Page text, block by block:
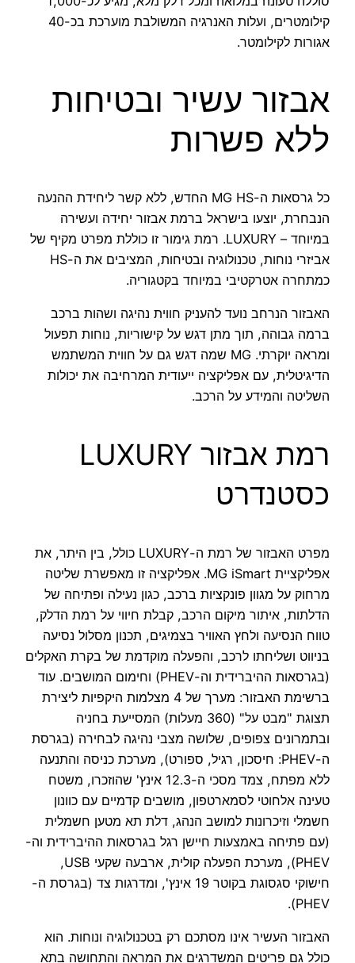
קילומטרים, ועלות האנרגיה המשולבת מוערכת בכ-40
אגורות לקילומטר.
אבזור עשיר ובטיחות
ללא פשרות
כל גרסאות ה-MG HS החדש, ללא קשר ליחידת ההנעה
הנבחרת, יוצעו בישראל ברמת אבזור יחידה ועשירה
במיוחד – LUXURY. רמת גימור זו כוללת מפרט מקיף של
אביזרי נוחות, טכנולוגיה ובטיחות, המציבים את ה-HS
כמתחרה אטרקטיבי במיוחד בקטגוריה.
האבזור הנרחב נועד להעניק חווית נהיגה ושהות ברכב
ברמה גבוהה, תוך מתן דגש על קישוריות, נוחות תפעול
ומראה יוקרתי. MG שמה דגש גם על חווית המשתמש
הדיגיטלית, עם אפליקציה ייעודית המרחיבה את יכולות
השליטה והמידע על הרכב.
רמת אבזור LUXURY
כסטנדרט
מפרט האבזור של רמת ה-LUXURY כולל, בין היתר, את
אפליקציית MG iSmart. אפליקציה זו מאפשרת שליטה
מרחוק על מגוון פונקציות ברכב, כגון נעילה ופתיחה של
הדלתות, איתור מיקום הרכב, קבלת חיווי על רמת הדלק,
טווח הנסיעה ולחץ האוויר בצמיגים, תכנון מסלול נסיעה
בניווט ושליחתו לרכב, והפעלה מוקדמת של בקרת האקלים
(בגרסאות ההיברידית וה-PHEV) וחימום המושבים. עוד
ברשימת האבזור: מערך של 4 מצלמות היקפיות ליצירת
תצוגת "מבט על" (360 מעלות) המסייעת בחניה
ובתמרונים צפופים, שלושה מצבי נהיגה לבחירה (בגרסת
ה-PHEV: חיסכון, רגיל, ספורט), מערכת כניסה והתנעה
ללא מפתח, צמד מסכי ה-12.3 אינץ' שהוזכרו, משטח
טעינה אלחוטי לסמארטפון, מושבים קדמיים עם כוונון
חשמלי וזיכרונות למושב הנהג, דלת תא מטען חשמלית
(עם פתיחה באמצעות חיישן רגל בגרסאות ההיברידית וה-
PHEV), מערכת הפעלה קולית, ארבעה שקעי USB,
חישוקי סגסוגת בקוטר 19 אינץ', ומדרגות צד (בגרסת ה-
PHEV).
האבזור העשיר אינו מסתכם רק בטכנולוגיה ונוחות. הוא
כולל גם פריטים המשדרגים את המראה והתחושה בתא